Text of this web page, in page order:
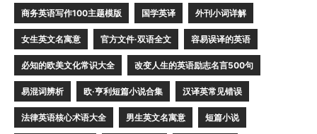
商务英语写作100主题模版 国学英译 外刊小词详解
女生英文名寓意 官方文件·双语全文 容易误译的英语
必知的欧美文化常识大全 改变人生的英语励志名言500句
易混词辨析 欧·亨利短篇小说合集 汉译英常见错误
法律英语核心术语大全 男生英文名寓意 短篇小说